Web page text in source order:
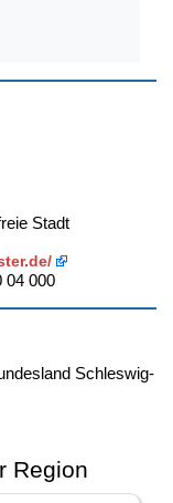
Stadt
04 000
Schleswig-
Region